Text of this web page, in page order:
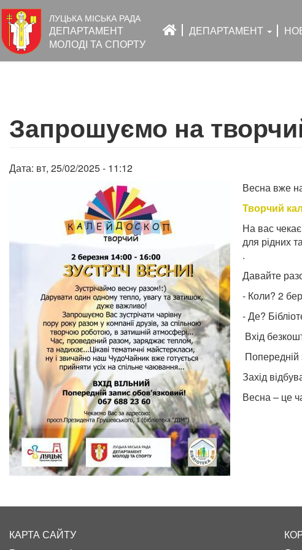
основного
вмісту
ЛУЦЬКА МІСЬКА РАДА
ДЕПАРТАМЕНТ
МОЛОДІ ТА СПОРТУ
навіґація
ДЕПАРТАМЕНТ
Запрошуємо на
Дата: вт, 25/02/2025 - 11:12
Весна вже
Творчий
На вас
для рідних
.
Давайте
- Коли? 2
- Де?
Вхід
Попередній
Захід
Весна – це
КАРТА САЙТУ